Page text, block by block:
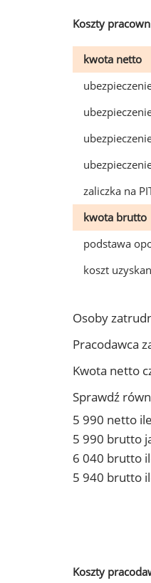
Koszty
kwota netto
zaliczka na
kwota brutto
podstawa
koszt
Osoby
Pracodawca
Kwota netto
Sprawdź
5 990 netto
5 990 brutto
6 040 brutto
5 940 brutto
Koszty